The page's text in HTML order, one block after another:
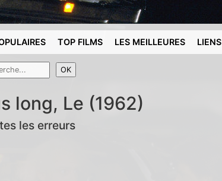
TOP FILMS LES MEILLEURES LIENS
long, Le (1962)
les erreurs